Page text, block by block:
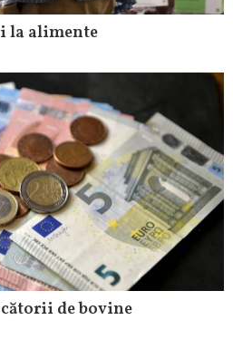
la alimente
de bovine